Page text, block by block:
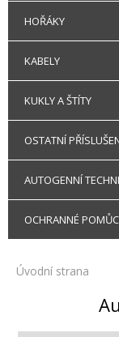
HOŘÁKY
KABELY
KUKLY A ŠTÍTY
OSTATNÍ
AUTOGENNÍ
OCHRANNÉ
Úvodní strana